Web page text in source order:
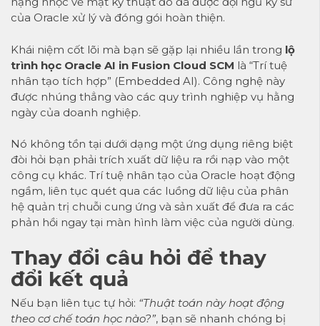
của Oracle xử lý và đóng gói hoàn thiện.
Khái niệm cốt lõi mà bạn sẽ gặp lại nhiều lần trong lộ
trình học Oracle AI in Fusion Cloud SCM là “Trí tuệ
nhân tạo tích hợp” (Embedded AI). Công nghệ này
được nhúng thẳng vào các quy trình nghiệp vụ hằng
ngày của doanh nghiệp.
Nó không tồn tại dưới dạng một ứng dụng riêng biệt
đòi hỏi bạn phải trích xuất dữ liệu ra rồi nạp vào một
công cụ khác. Trí tuệ nhân tạo của Oracle hoạt động
ngầm, liên tục quét qua các luồng dữ liệu của phân
hệ quản trị chuỗi cung ứng và sản xuất để đưa ra các
phản hồi ngay tại màn hình làm việc của người dùng.
Thay đổi câu hỏi để thay
đổi kết quả
Nếu bạn liên tục tự hỏi: “Thuật toán này hoạt động
theo cơ chế toán học nào?”, bạn sẽ nhanh chóng bị